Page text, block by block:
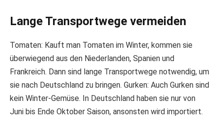
Lange Transportwege vermeiden
Tomaten: Kauft man Tomaten im Winter, kommen sie
überwiegend aus den Niederlanden, Spanien und
Frankreich. Dann sind lange Transportwege notwendig, um
sie nach Deutschland zu bringen. Gurken: Auch Gurken sind
kein Winter-Gemüse. In Deutschland haben sie nur von
Juni bis Ende Oktober Saison, ansonsten wird importiert.